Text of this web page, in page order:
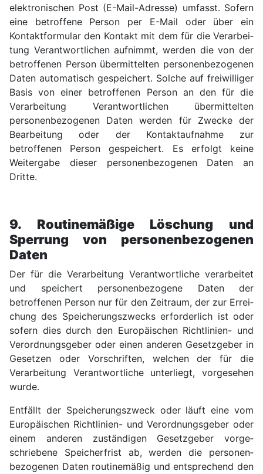
elektro­nischen Post (E-Mail-Adresse) umfasst. Sofern
eine betroffene Person per E-Mail oder über ein
Kontakt­formular den Kontakt mit dem für die Verarbei­
tung Verant­wortlichen aufnimmt, werden die von der
betroffenen Person über­mittelten personen­bezogenen
Daten automatisch gespeichert. Solche auf frei­williger
Basis von einer betroffenen Person an den für die
Verarbei­tung Verant­wortlichen übermittelten
personen­bezogenen Daten werden für Zwecke der
Bearbei­tung oder der Kontakt­aufnahme zur
betroffenen Person gespeichert. Es erfolgt keine
Weiter­gabe dieser personen­bezogenen Daten an
Dritte.
9. Routinemäßige Löschung und
Sperrung von personen­bezogenen
Daten
Der für die Verarbei­tung Verant­wortliche verarbeitet
und speichert personen­bezogene Daten der
betroffenen Person nur für den Zeit­raum, der zur Errei­
chung des Speicherungs­zwecks erfor­derlich ist oder
sofern dies durch den Euro­päischen Richt­linien- und
Verordnungs­geber oder einen anderen Gesetz­geber in
Gesetzen oder Vor­schrif­ten, welchen der für die
Verarbei­tung Verant­wortliche unter­liegt, vorge­sehen
wurde.
Entfällt der Speicherungs­zweck oder läuft eine vom
Euro­päischen Richt­linien- und Verordnungs­geber oder
einem anderen zuständigen Gesetz­geber vorge­
schriebene Speicher­frist ab, werden die personen­
bezogenen Daten routinemäßig und entsprechend den